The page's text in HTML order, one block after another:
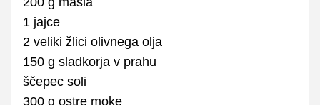
1 jajce
2 veliki žlici olivnega olja
150 g sladkorja v prahu
ščepec soli
300 g ostre moke